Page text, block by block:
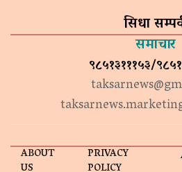
सिधा
समाचार
९८५१३१११५३/
ABOUT PRIVACY